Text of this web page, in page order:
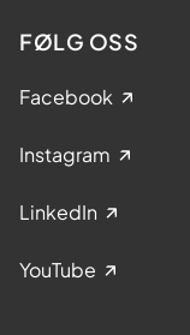
FØLG OSS
Facebook
Instagram
LinkedIn
YouTube